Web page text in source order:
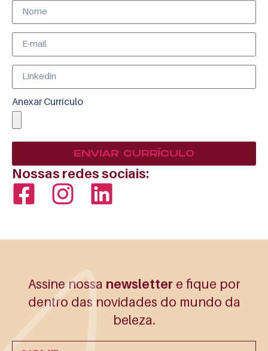
Anexar Currículo
ENVIAR CURRÍCULO
Nossas redes sociais:
Assine nossa newsletter e fique por
dentro das novidades do mundo da
beleza.